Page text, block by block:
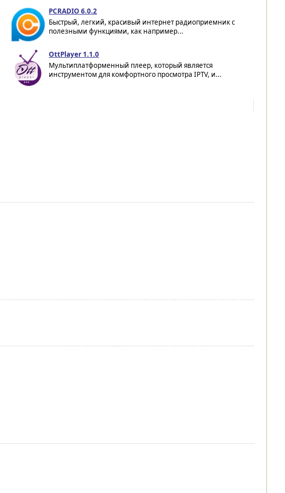
PCRADIO 6.0.2
Быстрый, легкий, красивый интернет радиоприемник с
полезными функциями, как например...
OttPlayer 1.1.0
Мультиплатформенный плеер, который является
инструментом для комфортного просмотра IPTV, и...